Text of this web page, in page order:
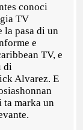
conoci
TV
la pasa di un
e
TV, e
di
Alvarez. E
marka un